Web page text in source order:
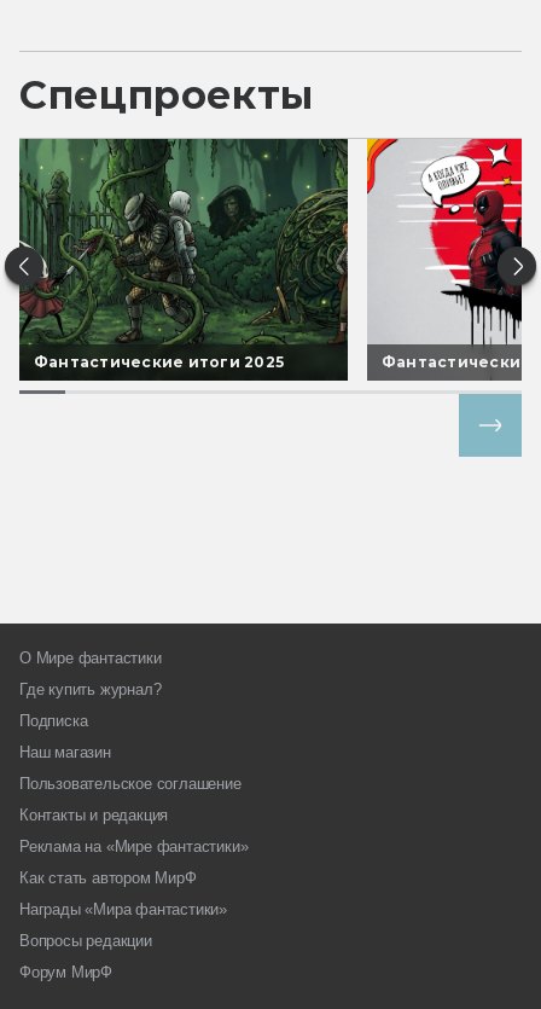
Спецпроекты
Фантастические итоги 2025 Фантастические
О Мире фантастики
Где купить журнал?
Подписка
Наш магазин
Пользовательское соглашение
Контакты и редакция
Реклама на «Мире фантастики»
Как стать автором МирФ
Награды «Мира фантастики»
Вопросы редакции
Форум МирФ